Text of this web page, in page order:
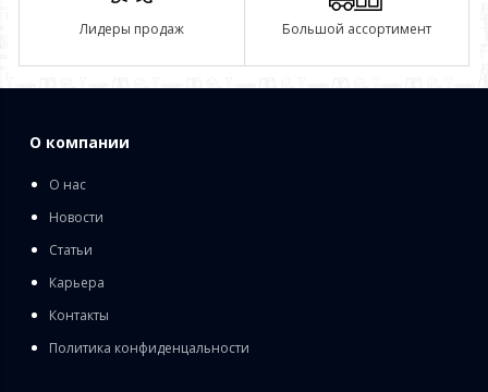
Лидеры продаж Большой ассортимент
О компании
О нас
Новости
Статьи
Карьера
Контакты
Политика конфиденцальности